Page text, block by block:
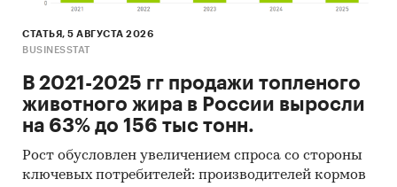
СТАТЬЯ, 5 АВГУСТА 2026
BUSINESSTAT
В 2021-2025 гг продажи топленого
животного жира в России выросли
на 63% до 156 тыс тонн.
Рост обусловлен увеличением спроса со стороны
ключевых потребителей: производителей кормов